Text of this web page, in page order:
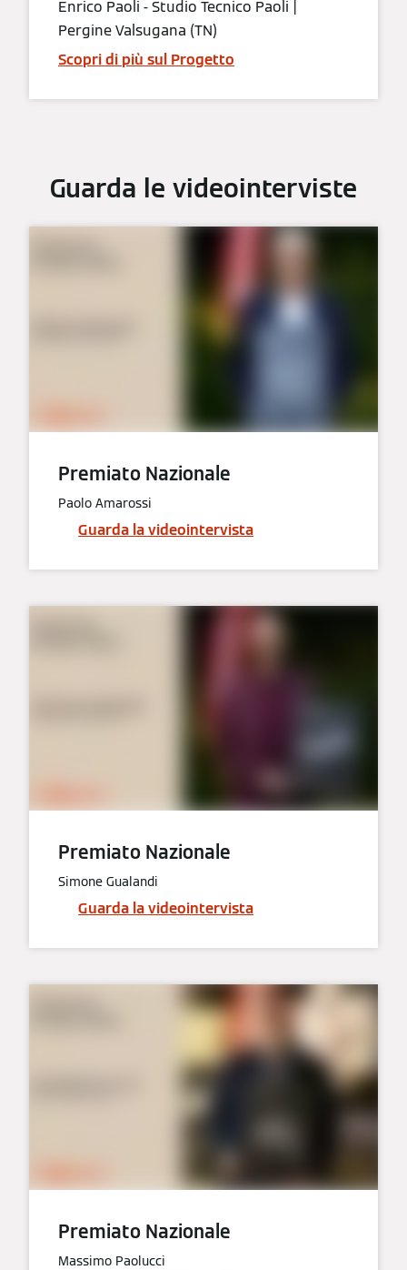
Enrico Paoli - Studio Tecnico Paoli |
Pergine Valsugana (TN)
Scopri di più sul Progetto
Guarda le videointerviste
Premiato Nazionale
Paolo Amarossi
Guarda la videointervista
Premiato Nazionale
Simone Gualandi
Guarda la videointervista
Premiato Nazionale
Massimo Paolucci